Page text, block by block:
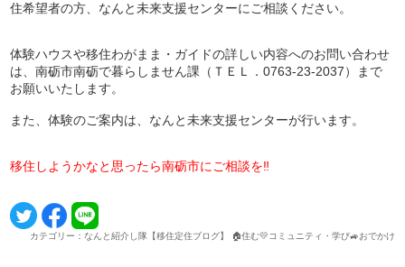
住希望者の方、なんと未来支援センターにご相談ください。
体験ハウスや移住わがまま・ガイドの詳しい内容へのお問い合わせ
は、南砺市南砺で暮らしません課（ＴＥＬ．0763-23-2037）まで
お願いいたします。
また、体験のご案内は、なんと未来支援センターが行います。
移住しようかなと思ったら南砺市にご相談を‼
カテゴリー：なんと紹介し隊【移住定住ブログ】 🏠住む💛コミュニティ・学び🚙おでかけ